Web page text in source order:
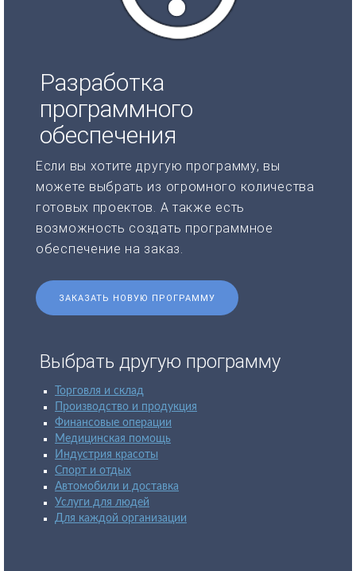
Разработка
программного
обеспечения
Если вы хотите другую программу, вы
можете выбрать из огромного количества
готовых проектов. А также есть
возможность создать программное
обеспечение на заказ.
ЗАКАЗАТЬ НОВУЮ ПРОГРАММУ
Выбрать другую программу
Торговля и склад
Производство и продукция
Финансовые операции
Медицинская помощь
Индустрия красоты
Спорт и отдых
Автомобили и доставка
Услуги для людей
Для каждой организации